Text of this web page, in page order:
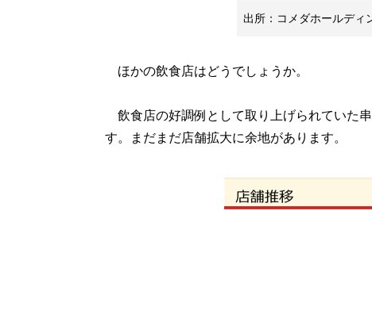
出所：コメダホールデ
ほかの飲食店はどうでしょうか。
飲食店の好調例として取り上げられていた
す。まだまだ店舗拡大に余地があります。